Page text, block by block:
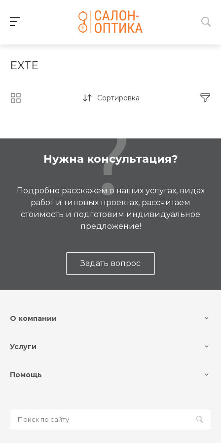
EXTE
Сортировка
Нужна консультация?
Подробно расскажем о наших услугах, видах
работ и типовых проектах, рассчитаем
стоимость и подготовим индивидуальное
предложение!
Задать вопрос
О компании
Услуги
Помощь